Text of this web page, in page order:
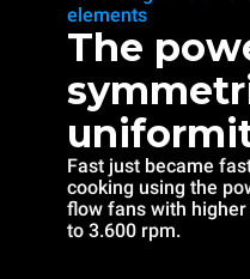
elements
The
Fast just became
cooking using the
flow fans with
to 3.600 rpm.